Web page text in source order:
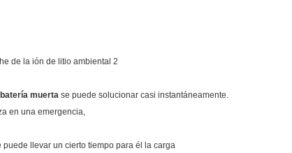
muerta se puede solucionar casi instantáneamente.
en una emergencia,
llevar un cierto tiempo para él la carga